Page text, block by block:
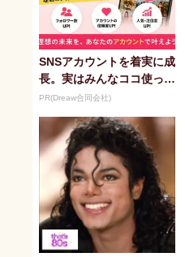
SNSアカウントを着実に成
長。実はみんなココ使って
ます。
PR(Dreaw合同会社)